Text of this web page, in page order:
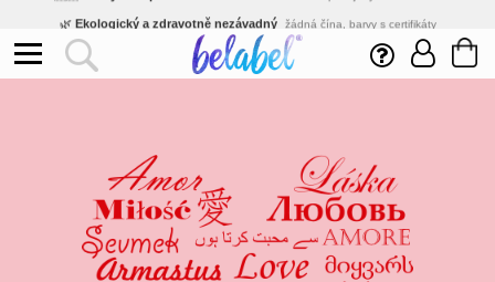
Ekologický a zdravotně nezávadný
Inovativní výroba vlastní vývoj, nejnovější technologie
Rychlé dodání expedujeme do 24h
Český eshop s tradicí od roku 2010 tisíce spokojených zákazníků